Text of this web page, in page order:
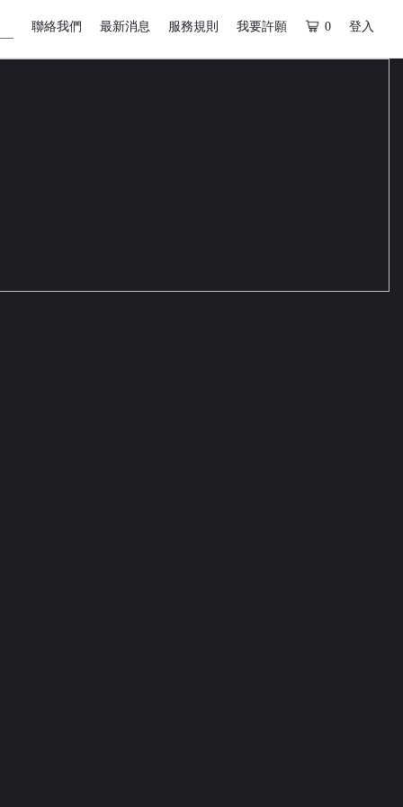
登入
0
我要許願
服務規則
最新消息
聯絡我們